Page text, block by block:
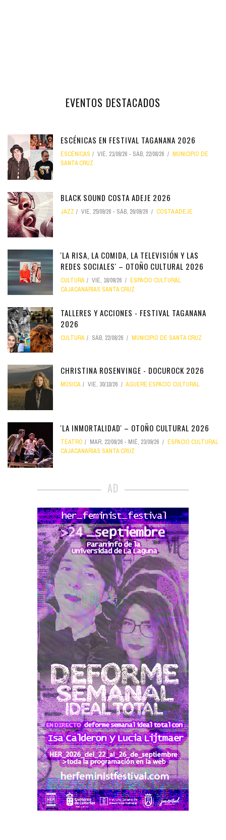
EVENTOS DESTACADOS
ESCÉNICAS EN FESTIVAL TAGANANA 2026
ESCÉNICAS VIE, 21/08/26 - SÁB, 22/08/26
MUNICIPIO DE
SANTA CRUZ
BLACK SOUND COSTA ADEJE 2026
JAZZ VIE, 25/09/26 - SÁB, 26/09/26 COSTA ADEJE
'LA RISA, LA COMIDA, LA TELEVISIÓN Y LAS
REDES SOCIALES' – OTOÑO CULTURAL 2026
CULTURA VIE, 18/09/26
ESPACIO CULTURAL
CAJACANARIAS SANTA CRUZ
TALLERES Y ACCIONES - FESTIVAL TAGANANA
2026
CULTURA SÁB, 22/08/26 MUNICIPIO DE SANTA CRUZ
CHRISTINA ROSENVINGE - DOCUROCK 2026
MÚSICA VIE, 30/10/26 AGUERE ESPACIO CULTURAL
'LA INMORTALIDAD' – OTOÑO CULTURAL 2026
TEATRO MAR, 22/09/26 - MIÉ, 23/09/26
ESPACIO CULTURAL
CAJACANARIAS SANTA CRUZ
AD